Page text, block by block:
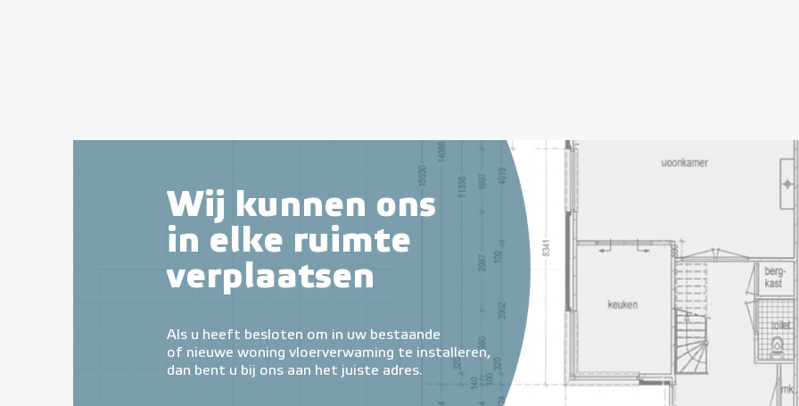
Wij kunnen ons
in elke ruimte
verplaatsen
Als u heeft besloten om in uw bestaande
of nieuwe woning vloerverwaming te installeren,
dan bent u bij ons aan het juiste adres.